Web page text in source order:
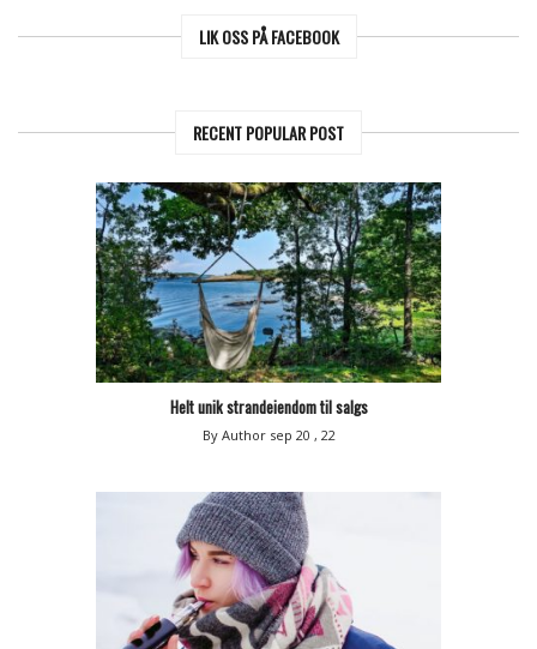
LIK OSS PÅ FACEBOOK
RECENT POPULAR POST
Helt unik strandeiendom til salgs
By Author sep 20 , 22